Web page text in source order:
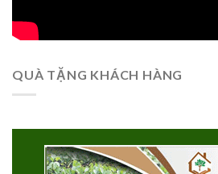
QUÀ TẶNG KHÁCH HÀNG